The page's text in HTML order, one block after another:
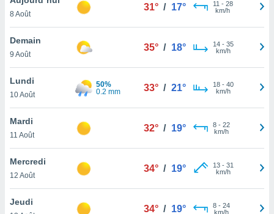
et
»,
au
vous
qu'ils
ou
le
ainsi
8 Août
31° / 17° 11 - 28
km/h
Demain
9 Août
35° / 18° 14- 35
km/h
Lundi
10 Août
50%
0.2 mm
33° / 21° 18- 40
km/h
Mardi
11 Août
32° / 19° 8- 22
km/h
Mercredi
12 Août
34° / 19° 13- 31
km/h
Jeudi
34° / 19° 8- 24
km/h